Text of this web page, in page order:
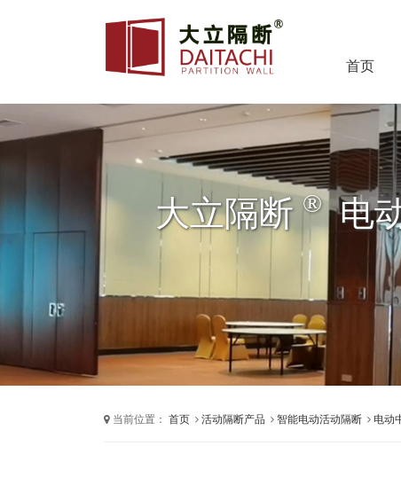
首页
大立隔断 ® 电
当前位置： 首页 活动隔断产品 智能电动活动隔断 电动